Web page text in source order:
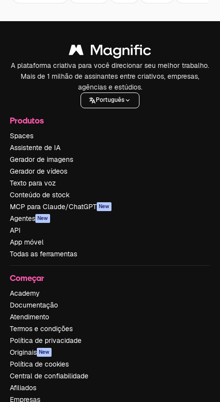
A plataforma criativa para você direcionar seu melhor trabalho.
Mais de 1 milhão de assinantes entre criativos, empresas,
agências e estúdios.
Português
Produtos
Spaces
Assistente de IA
Gerador de imagens
Gerador de vídeos
Texto para voz
Conteúdo de stock
MCP para Claude/ChatGPT New
Agentes New
API
App móvel
Todas as ferramentas
Começar
Academy
Documentação
Atendimento
Termos e condições
Política de privacidade
Originais New
Política de cookies
Central de confiabilidade
Afiliados
Empresas